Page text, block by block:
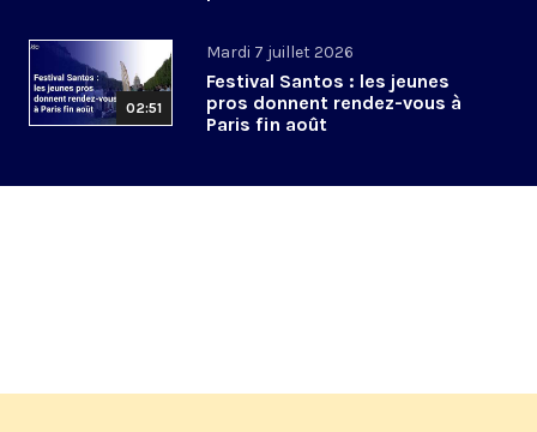
02:51
Mardi 7 juillet 2026
Festival Santos : les jeunes
pros donnent rendez-vous à
Paris fin août